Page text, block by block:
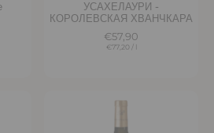
УСАХЕЛАУРИ -
КОРОЛЕВСКАЯ ХВАНЧКАРА
€57,90
€77,20 / l